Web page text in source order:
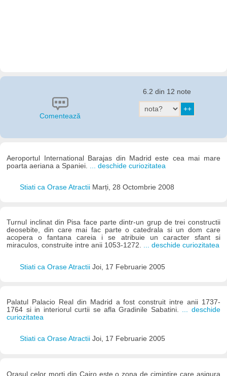
Comentează
6.2 din 12 note
Aeroportul International Barajas din Madrid este cea mai mare
poarta aeriana a Spaniei.
... deschide curiozitatea
Stiati ca Orase Atractii Marți, 28 Octombrie 2008
Turnul inclinat din Pisa face parte dintr-un grup de trei constructii
deosebite, din care mai fac parte o catedrala si un dom care
acopera o fantana careia i se atribuie un caracter sfant si
miraculos, construite intre anii 1053-1272. ... deschide curiozitatea
Stiati ca Orase Atractii Joi, 17 Februarie 2005
Palatul Palacio Real din Madrid a fost construit intre anii 1737-
1764 si in interiorul curtii se afla Gradinile Sabatini. ... deschide
curiozitatea
Stiati ca Orase Atractii Joi, 17 Februarie 2005
Orasul celor morti din Cairo este o zona de cimintire care asigura